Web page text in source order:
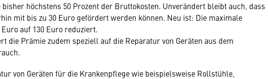
höchstens 50 Prozent der Bruttokosten. Unverändert bleibt auch, dass
mit bis zu 30 Euro gefördert werden können. Neu ist: Die maximale
auf 130 Euro reduziert.
die Prämie zudem speziell auf die Reparatur von Geräten aus dem
von Geräten für die Krankenpflege wie beispielsweise Rollstühle,